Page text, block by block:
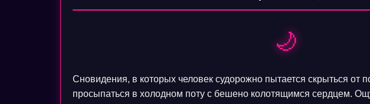
🌙
Сновидения, в которых человек судорожно пытается скрыться от
просыпаться в холодном поту с бешено колотящимся сердцем.